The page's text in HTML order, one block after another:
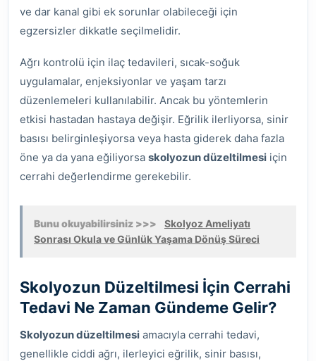
ve dar kanal gibi ek sorunlar olabileceği için
egzersizler dikkatle seçilmelidir.
Ağrı kontrolü için ilaç tedavileri, sıcak-soğuk
uygulamalar, enjeksiyonlar ve yaşam tarzı
düzenlemeleri kullanılabilir. Ancak bu yöntemlerin
etkisi hastadan hastaya değişir. Eğrilik ilerliyorsa, sinir
basısı belirginleşiyorsa veya hasta giderek daha fazla
öne ya da yana eğiliyorsa skolyozun düzeltilmesi için
cerrahi değerlendirme gerekebilir.
Bunu okuyabilirsiniz >>>
Skolyoz Ameliyatı
Sonrası Okula ve Günlük Yaşama Dönüş Süreci
Skolyozun Düzeltilmesi İçin Cerrahi
Tedavi Ne Zaman Gündeme Gelir?
Skolyozun düzeltilmesi amacıyla cerrahi tedavi,
genellikle ciddi ağrı, ilerleyici eğrilik, sinir basısı,